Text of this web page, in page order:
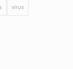
vírus